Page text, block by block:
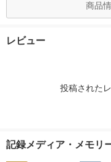
商品
レビュー
投稿された
記録メディア・メモリ